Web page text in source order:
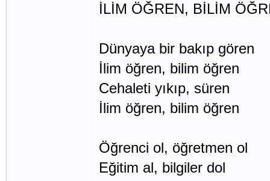
İLİM ÖĞREN, BİLİM
Dünyaya bir bakıp gören
İlim öğren, bilim öğren
Cehaleti yıkıp, süren
İlim öğren, bilim öğren
Öğrenci ol, öğretmen ol
Eğitim al, bilgiler dol